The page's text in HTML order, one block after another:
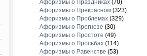
Афоризмы о Праздниках(70)
Афоризмы о Прекрасном(323)
Афоризмы о Проблемах(329)
Афоризмы о Прогнозе (30)
Афоризмы о Простоте (49)
Афоризмы о Просьбах(114)
Афоризмы о Равенстве (53)